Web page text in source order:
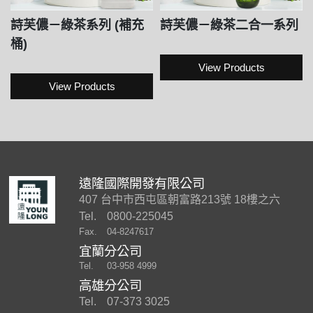
詩芙儂－綠茶系列 (補充
桶)
View Products
詩芙儂－綠茶二合一系列
View Products
遠隆國際開發有限公司
407 台中市西屯區朝富路213號 18樓之六
Tel.
0800-225045
Fax. 04-8247617
宜蘭分公司
Tel. 03-958 4999
高雄分公司
Tel. 07-373 3025